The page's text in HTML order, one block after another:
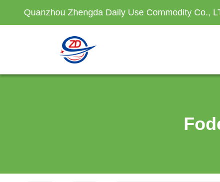
Quanzhou Zhengda Daily Use Commodity Co.,